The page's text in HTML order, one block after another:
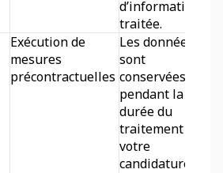
d’information
traitée.
Exécution de
mesures
précontractuelles
Les données
sont
conservées
pendant la
durée du
traitement de
votre
candidature.